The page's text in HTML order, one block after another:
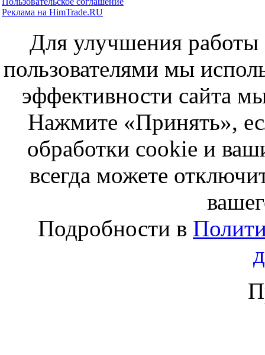
Реклама на HimTrade.RU
Для улучшения работы
пользователями мы
эффективности сайта
Нажмите «Принять»,
обработки cookie и
всегда можете
Подробности в